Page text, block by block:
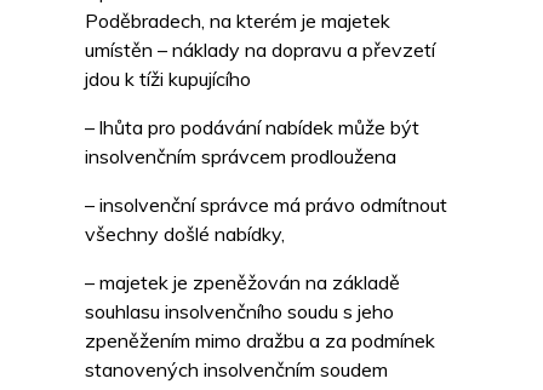
Poděbradech, na kterém je majetek
umístěn – náklady na dopravu a převzetí
jdou k tíži kupujícího
– lhůta pro podávání nabídek může být
insolvenčním správcem prodloužena
– insolvenční správce má právo odmítnout
všechny došlé nabídky,
– majetek je zpeněžován na základě
souhlasu insolvenčního soudu s jeho
zpeněžením mimo dražbu a za podmínek
stanovených insolvenčním soudem